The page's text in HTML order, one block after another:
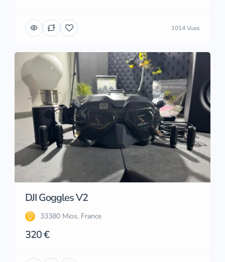
1014 Vues
DJI Goggles V2
33380 Mios, France
320 €